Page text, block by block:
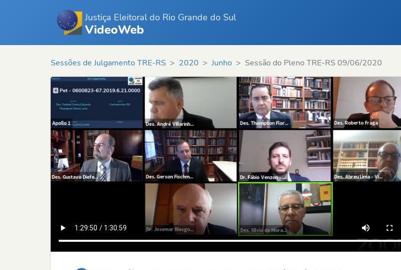
Justiça Eleitoral do Rio Grande do Sul
VideoWeb
Sessões de Julgamento TRE-RS 2020 Junho Sessão do Pleno TRE-RS 09/06/2020